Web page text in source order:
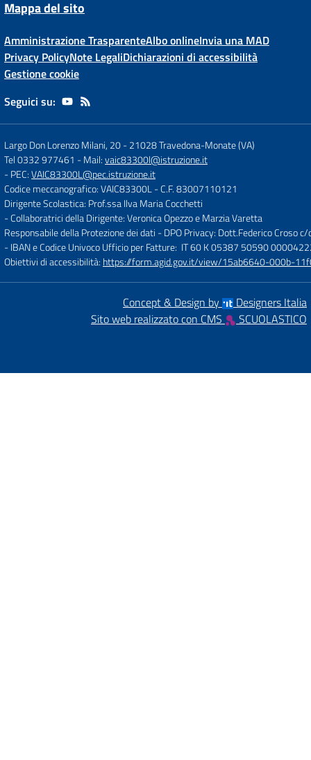
Mappa del sito
Amministrazione TrasparenteAlbo onlineInvia una MAD
Privacy PolicyNote LegaliDichiarazioni di accessibilità
Gestione cookie
Seguici su:
Largo Don Lorenzo Milani, 20-21028 Travedona-Monate (VA)
Tel 0332 977461 - Mail:vaic83300l@istruzione.it
- PEC:VAIC83300L@pec.istruzione.it
Codice meccanografico: VAIC83300L- C.F. 83007110121
Dirigente Scolastica: Prof.ssa Ilva Maria Cocchetti
- Collaboratrici della Dirigente: Veronica Opezzo e Marzia Varetta
Responsabile della Protezione dei dati - DPO Privacy: Dott.Federico Croso
- IBAN e Codice Univoco Ufficio per Fatture: IT 60 K 05387 50590
Obiettivi di accessibilità: https://form.agid.gov.it/view/15ab6640-000b-
Concept & Design by
Designers Italia
Sito web realizzato con CMS
SCUOLASTICO